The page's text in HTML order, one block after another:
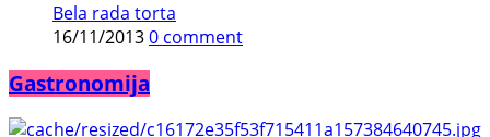
Bela rada torta
16/11/20130 comment
Gastronomija